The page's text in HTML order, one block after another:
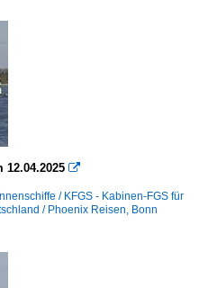
12.04.2025 
/ KFGS - Kabinen-FGS für
/ Phoenix Reisen, Bonn